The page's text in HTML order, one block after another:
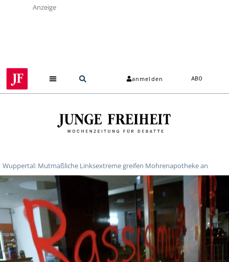
Anzeige
anmelden ABO
Wuppertal: Mutmaßliche Linksextreme greifen Mohrenapotheke an